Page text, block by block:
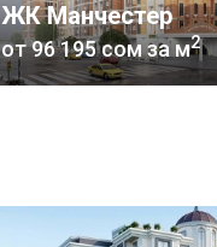
ЖК Манчестер
от‍96 195 сомза м2